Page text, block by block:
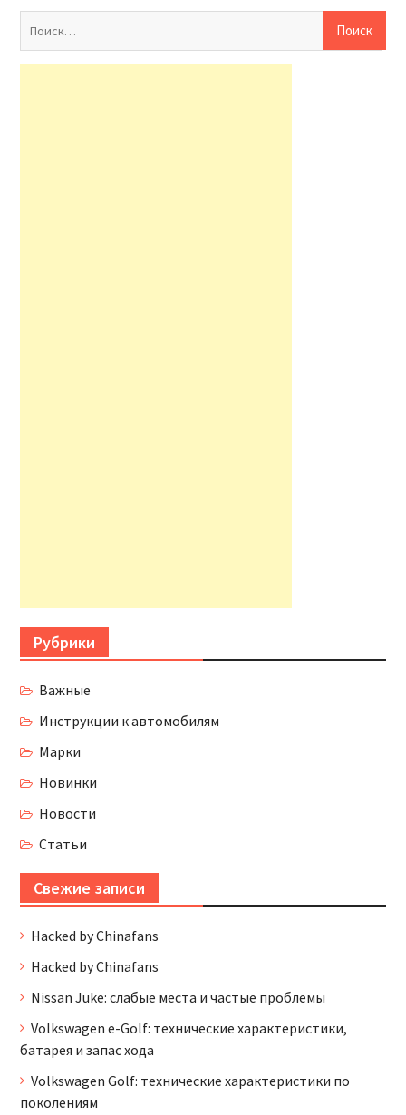
Рубрики
Важные
Инструкции к автомобилям
Марки
Новинки
Новости
Статьи
Свежие записи
Hacked by Chinafans
Hacked by Chinafans
Nissan Juke: слабые места и частые проблемы
Volkswagen e-Golf: технические характеристики,
батарея и запас хода
Volkswagen Golf: технические характеристики по
поколениям